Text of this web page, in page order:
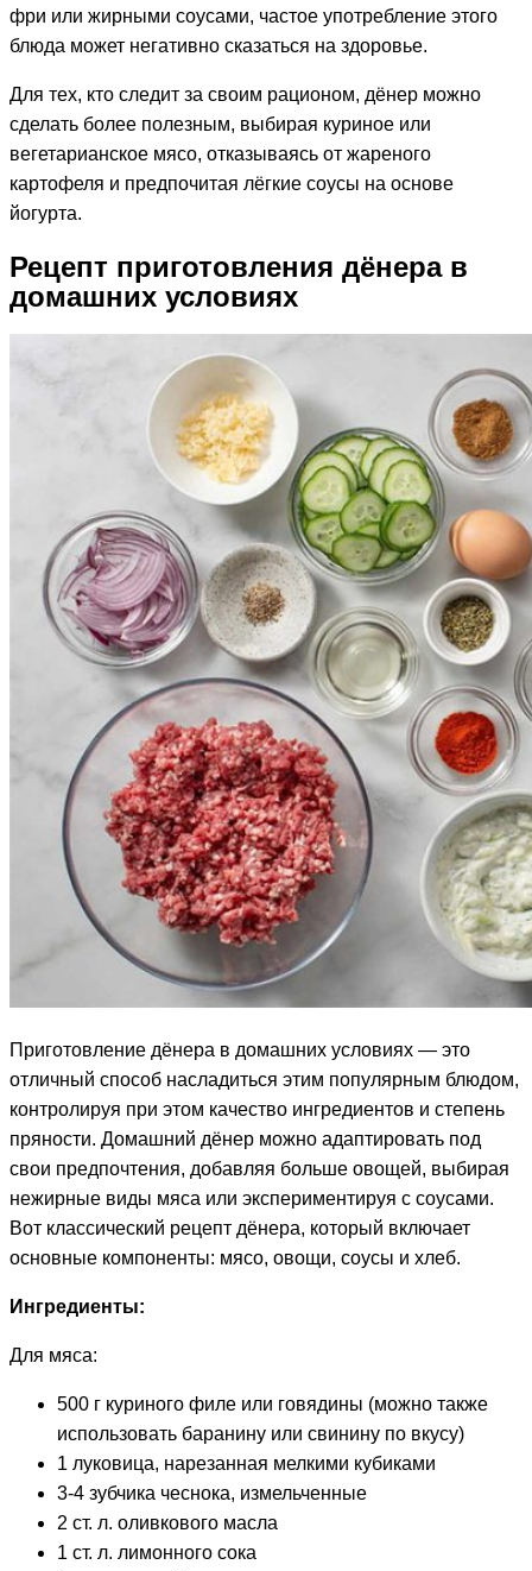
фри или жирными соусами, частое употребление этого
блюда может негативно сказаться на здоровье.
Для тех, кто следит за своим рационом, дёнер можно
сделать более полезным, выбирая куриное или
вегетарианское мясо, отказываясь от жареного
картофеля и предпочитая лёгкие соусы на основе
йогурта.
Рецепт приготовления дёнера в
домашних условиях
Приготовление дёнера в домашних условиях — это
отличный способ насладиться этим популярным блюдом,
контролируя при этом качество ингредиентов и степень
пряности. Домашний дёнер можно адаптировать под
свои предпочтения, добавляя больше овощей, выбирая
нежирные виды мяса или экспериментируя с соусами.
Вот классический рецепт дёнера, который включает
основные компоненты: мясо, овощи, соусы и хлеб.
Ингредиенты:
Для мяса:
500 г куриного филе или говядины (можно также
использовать баранину или свинину по вкусу)
1 луковица, нарезанная мелкими кубиками
3-4 зубчика чеснока, измельченные
2 ст. л. оливкового масла
1 ст. л. лимонного сока